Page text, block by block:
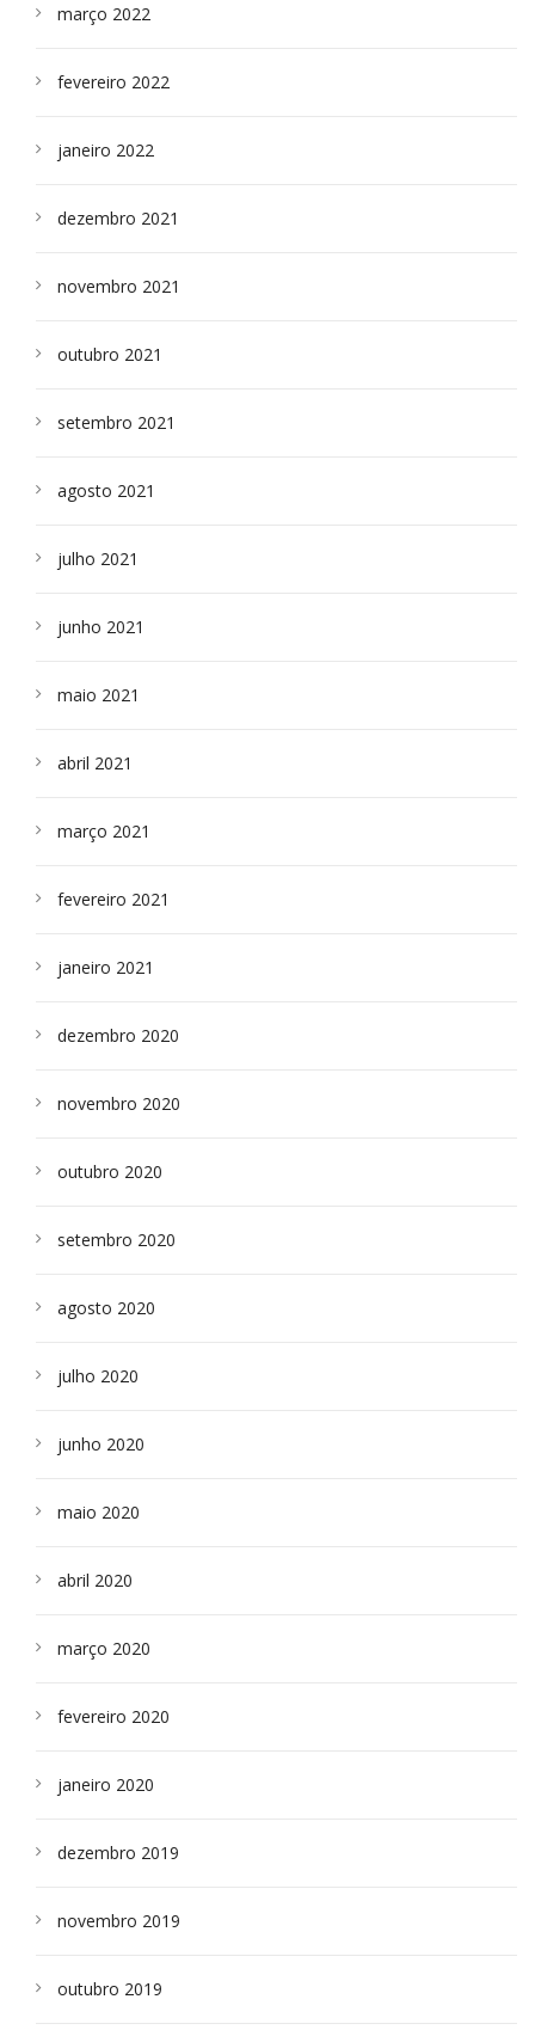
março 2022
fevereiro 2022
janeiro 2022
dezembro 2021
novembro 2021
outubro 2021
setembro 2021
agosto 2021
julho 2021
junho 2021
maio 2021
abril 2021
março 2021
fevereiro 2021
janeiro 2021
dezembro 2020
novembro 2020
outubro 2020
setembro 2020
agosto 2020
julho 2020
junho 2020
maio 2020
abril 2020
março 2020
fevereiro 2020
janeiro 2020
dezembro 2019
novembro 2019
outubro 2019